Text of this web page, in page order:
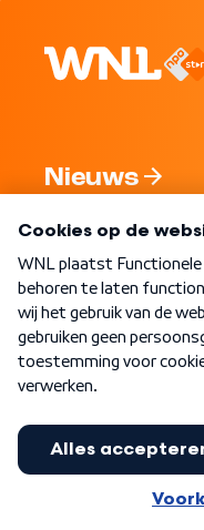
Nieuws
Nieuwsbrief
Word Lid